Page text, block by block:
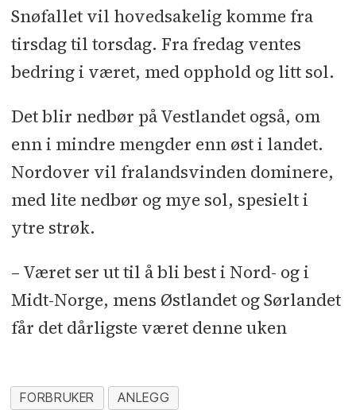
Snøfallet vil hovedsakelig komme fra
tirsdag til torsdag. Fra fredag ventes
bedring i været, med opphold og litt sol.
Det blir nedbør på Vestlandet også, om
enn i mindre mengder enn øst i landet.
Nordover vil fralandsvinden dominere,
med lite nedbør og mye sol, spesielt i
ytre strøk.
– Været ser ut til å bli best i Nord- og i
Midt-Norge, mens Østlandet og Sørlandet
får det dårligste været denne uken
FORBRUKER ANLEGG